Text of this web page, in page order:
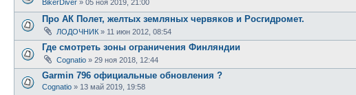
BikerDiver » 05 ноя 2019, 21:00
Про АК Полет, желтых земляных червяков и Росгидромет.
ЛОДОЧНИК » 11 июн 2012, 08:54
Где смотреть зоны ограничения Финляндии
Cognatio » 29 ноя 2018, 12:44
Garmin 796 официальные обновления ?
Cognatio » 13 май 2019, 19:58